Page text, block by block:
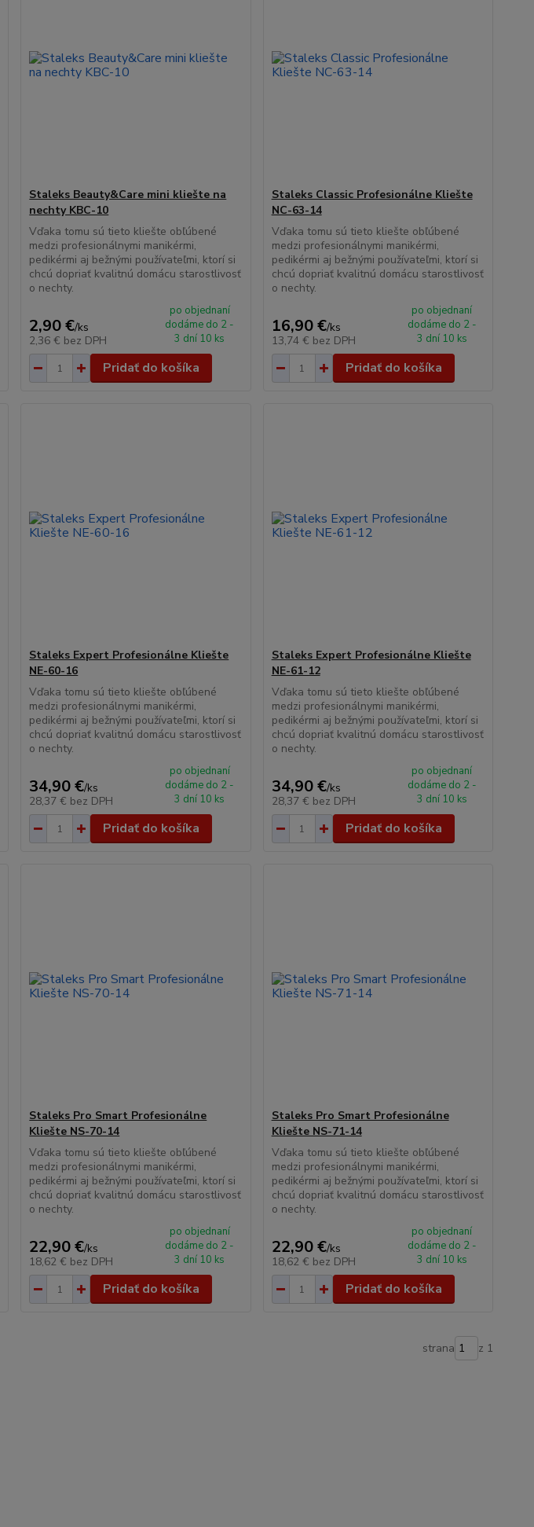
Staleks Beauty&Care mini kliešte na
nechty KBC-10
Vďaka tomu sú tieto kliešte obľúbené
medzi profesionálnymi manikérmi,
pedikérmi aj bežnými používateľmi, ktorí si
chcú dopriať kvalitnú domácu starostlivosť
o nechty.
2,90 €/ks
2,36 € bez DPH
po objednaní
dodáme do 2 -
3 dní 10 ks
Pridať do košíka
Staleks Classic Profesionálne Kliešte
NC-63-14
Vďaka tomu sú tieto kliešte obľúbené
medzi profesionálnymi manikérmi,
pedikérmi aj bežnými používateľmi, ktorí si
chcú dopriať kvalitnú domácu starostlivosť
o nechty.
16,90 €/ks
13,74 € bez DPH
po objednaní
dodáme do 2 -
3 dní 10 ks
Pridať do košíka
Staleks Expert Profesionálne Kliešte
NE-60-16
Vďaka tomu sú tieto kliešte obľúbené
medzi profesionálnymi manikérmi,
pedikérmi aj bežnými používateľmi, ktorí si
chcú dopriať kvalitnú domácu starostlivosť
o nechty.
34,90 €/ks
28,37 € bez DPH
po objednaní
dodáme do 2 -
3 dní 10 ks
Pridať do košíka
Staleks Expert Profesionálne Kliešte
NE-61-12
Vďaka tomu sú tieto kliešte obľúbené
medzi profesionálnymi manikérmi,
pedikérmi aj bežnými používateľmi, ktorí si
chcú dopriať kvalitnú domácu starostlivosť
o nechty.
34,90 €/ks
28,37 € bez DPH
po objednaní
dodáme do 2 -
3 dní 10 ks
Pridať do košíka
Staleks Pro Smart Profesionálne
Kliešte NS-70-14
Vďaka tomu sú tieto kliešte obľúbené
medzi profesionálnymi manikérmi,
pedikérmi aj bežnými používateľmi, ktorí si
chcú dopriať kvalitnú domácu starostlivosť
o nechty.
22,90 €/ks
18,62 € bez DPH
po objednaní
dodáme do 2 -
3 dní 10 ks
Pridať do košíka
Staleks Pro Smart Profesionálne
Kliešte NS-71-14
Vďaka tomu sú tieto kliešte obľúbené
medzi profesionálnymi manikérmi,
pedikérmi aj bežnými používateľmi, ktorí si
chcú dopriať kvalitnú domácu starostlivosť
o nechty.
22,90 €/ks
18,62 € bez DPH
po objednaní
dodáme do 2 -
3 dní 10 ks
Pridať do košíka
strana z 1